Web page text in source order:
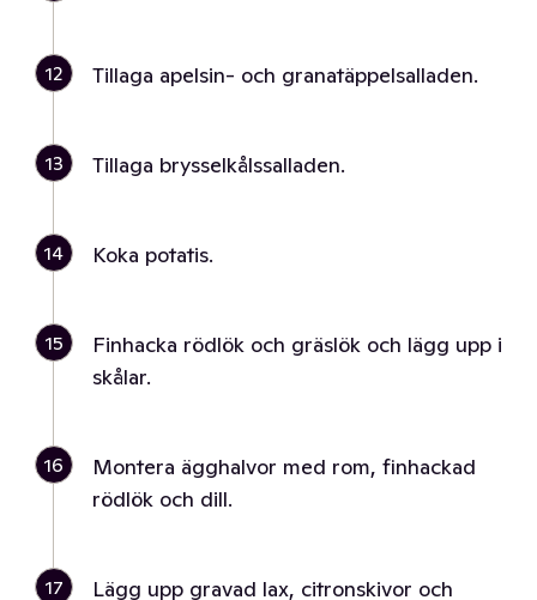
12 Tillaga apelsin- och granatäppelsalladen.
13 Tillaga brysselkålssalladen.
14 Koka potatis.
15
Finhacka rödlök och gräslök och lägg upp i
skålar.
16
Montera ägghalvor med rom, finhackad
rödlök och dill.
17 Lägg upp gravad lax, citronskivor och